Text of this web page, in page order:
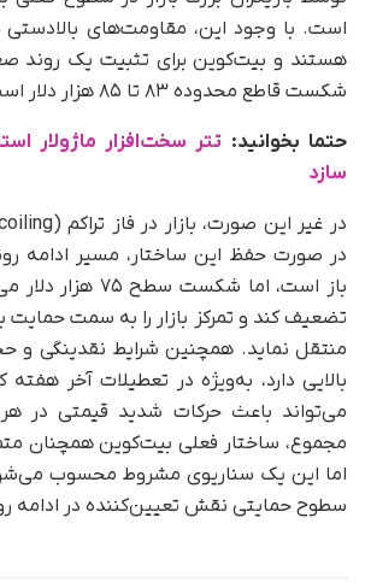
است. با وجود این، مقاومت‌های
هستند و بیت‌کوین برای تثبیت یک روند
شکست قاطع محدوده ۸۳ تا ۸۵ هزار دلار است.
حتما بخوانید: تتر سخت‌افزار ماژولار
سازد
در صورت حفظ این ساختار، مسیر ادامه
باز است، اما شکست
منتقل نماید. همچنین شرایط نقدینگی و
بالایی دارد، به‌ویژه در تعطیلات آخر
می‌تواند باعث حرکات شدید قیمتی در
مجموع، ساختار فعلی بیت‌کوین همچنان
اما این یک سناریوی مشروط محسوب
سطوح حمایتی نقش تعیین‌کننده در ادامه